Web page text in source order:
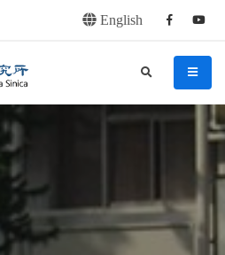
English Facebook
經濟研究所 menu
search